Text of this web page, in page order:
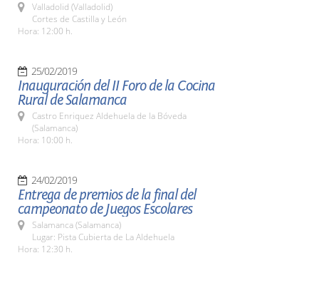
Valladolid (Valladolid)
Cortes de Castilla y León
Hora: 12:00 h.
25/02/2019
Inauguración del II Foro de la Cocina
Rural de Salamanca
Castro Enriquez Aldehuela de la Bóveda
(Salamanca)
Hora: 10:00 h.
24/02/2019
Entrega de premios de la final del
campeonato de Juegos Escolares
Salamanca (Salamanca)
Lugar: Pista Cubierta de La Aldehuela
Hora: 12:30 h.